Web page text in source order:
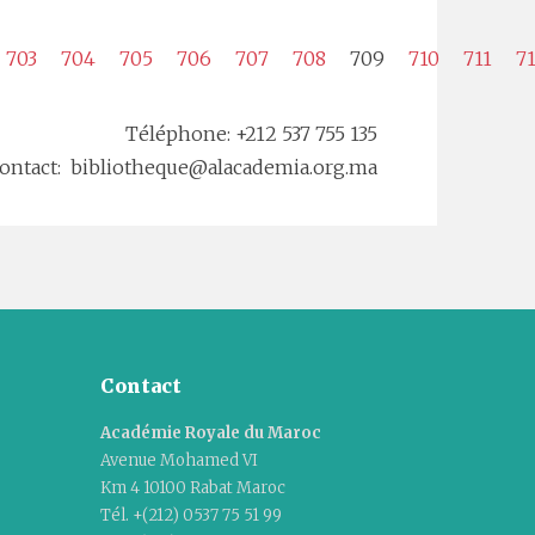
703 704 705 706 707 708 709 710 711
Téléphone: +212 537 755 135
bibliotheque@alacademia.org.ma
Contact
Académie Royale du Maroc
Avenue Mohamed VI
Km 4 10100 Rabat Maroc
Tél. +(212) 0537 75 51 99